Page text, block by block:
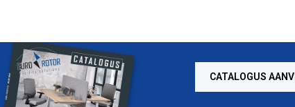
CATALOGUS